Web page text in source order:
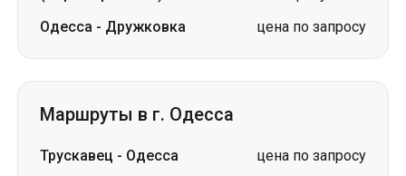
Одесса - Дружковка цена по запросу
Маршруты в г. Одесса
Трускавец - Одесса
цена по запросу